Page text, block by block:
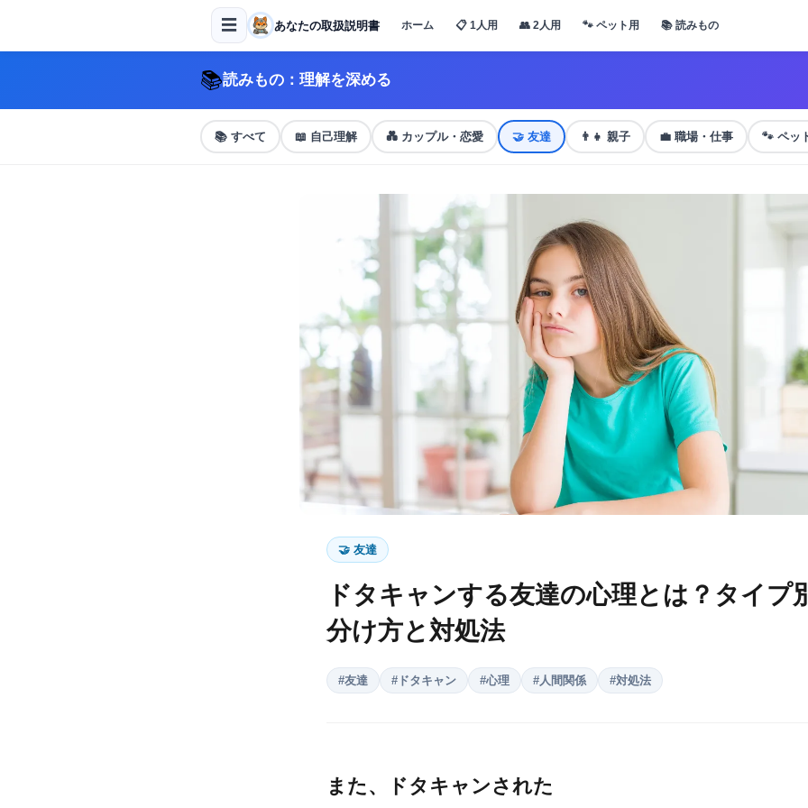
☰ あなたの取扱説明書 ホーム 📋 1人用 👥 2人用 🐾 ペット用 📚 読みもの
📚読みもの：理解を深める
📚 すべて 📖 自己理解 💑 カップル・恋愛 🤝 友達 👨‍👧 親子 💼 職場・仕事 🐾 ペッ
🤝 友達
ドタキャンする友達の心理とは？タイプ
分け方と対処法
#友達 # ドタキャン #心理 # 人間関係 #対処法
また、ドタキャンされた